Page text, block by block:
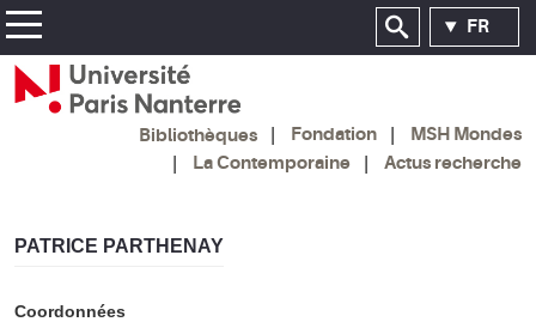
FR
Bibliothèques Fondation
MSH Mondes
La Contemporaine
Actus recherche
PATRICE PARTHENAY
Coordonnées